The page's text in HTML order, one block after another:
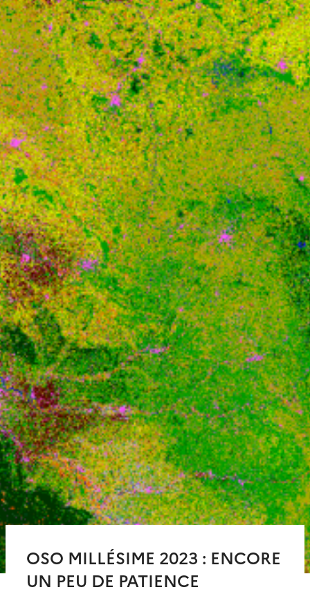
OSO MILLÉSIME 2023 : ENCORE
UN PEU DE PATIENCE